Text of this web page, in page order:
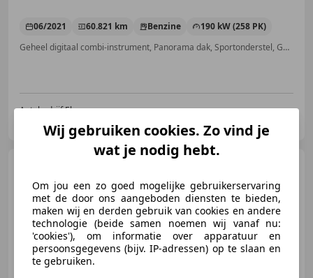
06/2021 60.821 km Benzine
190 kW (258 PK)
Geheel digitaal combi-instrument, Panorama dak, Sportonderstel, Getinte ramen, Sfeerverlichting, Adaptieve Cruise Control, Niet-rokers auto, Met onderhoudshistorie
Autobedrijf Ebus
NL-7075 EA ETTEN GLD
€ 29.950
Wij gebruiken cookies. Zo vind je
wat je nodig hebt.
Om jou een zo goed mogelijke gebruikerservaring
met de door ons aangeboden diensten te bieden,
maken wij en derden gebruik van cookies en andere
technologie (beide samen noemen wij vanaf nu:
'cookies'), om informatie over apparatuur en
persoonsgegevens (bijv. IP-adressen) op te slaan en
te gebruiken.